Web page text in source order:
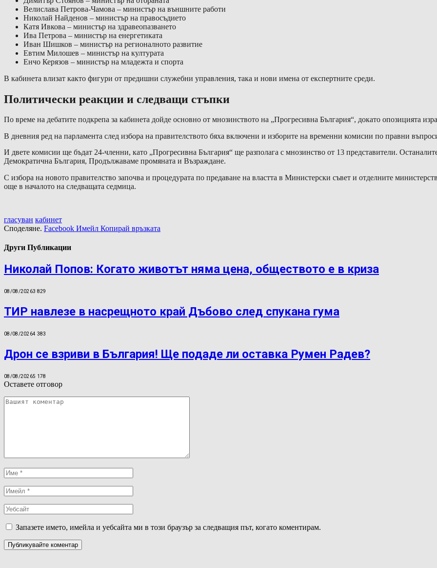
Велислава Петрова-Чамова – министър на външните работи
Николай Найденов – министър на правосъдието
Катя Ивкова – министър на здравеопазването
Ива Петрова – министър на енергетиката
Иван Шишков – министър на регионалното развитие
Евтим Милошев – министър на културата
Енчо Керязов – министър на младежта и спорта
В кабинета влизат както фигури от предишни служебни управления, така и нови имена от експертните среди.
Политически реакции и следващи стъпки
По време на дебатите подкрепа за кабинета дойде основно от мнозинството на „Прогресивна България“, докато опозицията
В дневния ред на парламента след избора на правителството бяха включени и изборите на временни комисии по правни
И двете комисии ще бъдат 24-членни, като „Прогресивна България“ ще разполага с мнозинство от 13 представители.
Демократична България, Продължаваме промяната и Възраждане.
С избора на новото правителство започва и процедурата по предаване на властта в Министерски съвет и отделните
още в началото на следващата седмица.
гласуван кабинет
Споделяне. Facebook Имейл Копирай връзката
Други Публикации
Николай Попов: Когато животът няма цена, обществото е в криза
08/08/20263 829
ТИР навлезе в насрещното край Дъбово след спукана гума
08/08/20264 383
Дрон се взриви в България! Ще подаде ли оставка Румен Радев?
08/08/20265 178
Оставете отговор
Запазете името, имейла и уебсайта ми в този браузър за следващия път, когато коментирам.